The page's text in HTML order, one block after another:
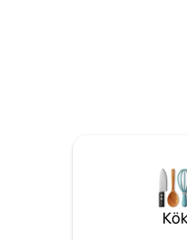
husdjursvänligt